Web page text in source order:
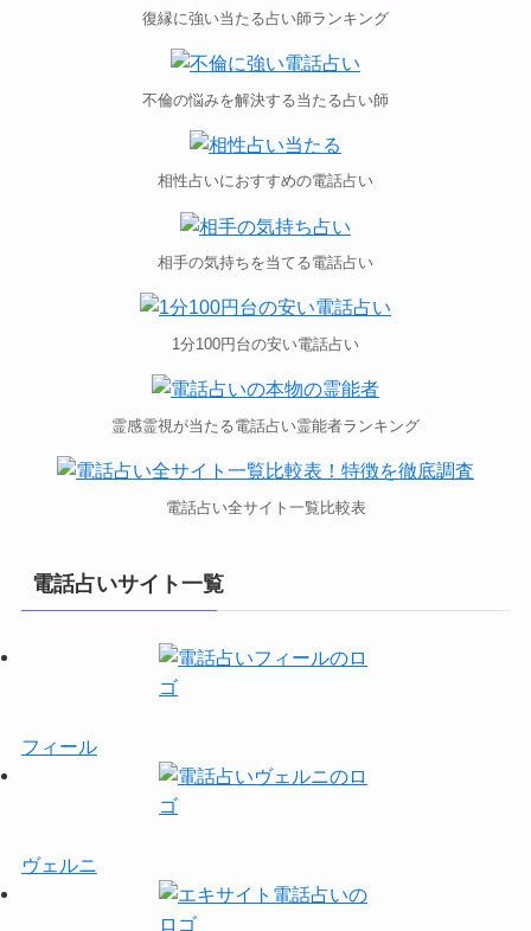
復縁に強い当たる占い師ランキング
不倫の悩みを解決する当たる占い師
相性占いにおすすめの電話占い
相手の気持ちを当てる電話占い
1分100円台の安い電話占い
霊感霊視が当たる電話占い霊能者ランキング
電話占い全サイト一覧比較表
電話占いサイト一覧
フィール
ヴェルニ